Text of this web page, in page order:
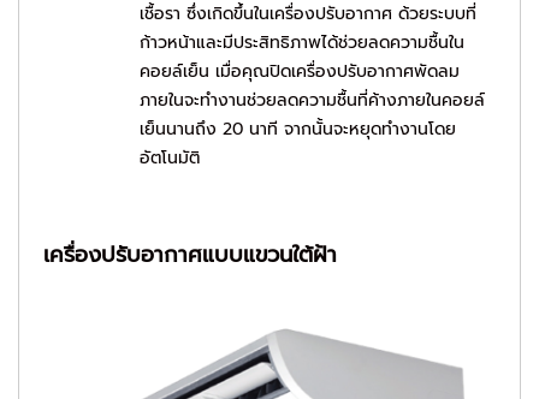
เชื้อรา ซึ่งเกิดขึ้นในเครื่องปรับอากาศ ด้วยระบบที่
ก้าวหน้าและมีประสิทธิภาพได้ช่วยลดความชื้นใน
คอยล์เย็น เมื่อคุณปิดเครื่องปรับอากาศพัดลม
ภายในจะทำงานช่วยลดความชื้นที่ค้างภายในคอยล์
เย็นนานถึง 20 นาที จากนั้นจะหยุดทำงานโดย
อัตโนมัติ
เครื่องปรับอากาศแบบแขวนใต้ฝ้า